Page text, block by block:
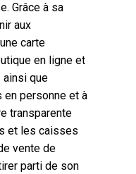
Grâce à sa
aux
carte
en ligne et
ainsi que
en personne et à
transparente
et les caisses
vente de
parti de son